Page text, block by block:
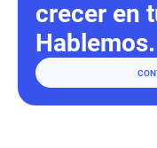
crecer en
Hablemos.